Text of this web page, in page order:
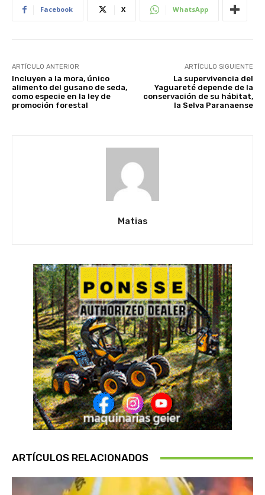
Facebook X WhatsApp
ARTÍCULO ANTERIOR
Incluyen a la mora, único
alimento del gusano de seda,
como especie en la ley de
promoción forestal
ARTÍCULO SIGUIENTE
La supervivencia del
Yaguareté depende de la
conservación de su hábitat,
la Selva Paranaense
Matias
ARTÍCULOS RELACIONADOS